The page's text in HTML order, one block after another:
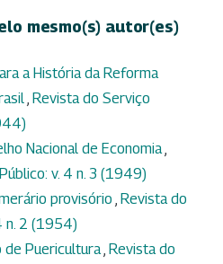
mesmo(s) autor(es)
a História da Reforma
, Revista do Serviço
Nacional de Economia,
v. 4 n. 3 (1949)
provisório , Revista do
n. 2 (1954)
de Puericultura, Revista do